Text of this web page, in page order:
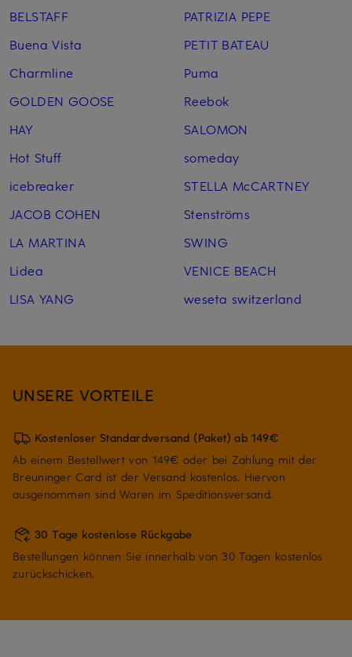
BELSTAFF
Buena Vista
Charmline
GOLDEN GOOSE
HAY
Hot Stuff
icebreaker
JACOB COHEN
LA MARTINA
Lidea
LISA YANG
PATRIZIA PEPE
PETIT BATEAU
Puma
Reebok
SALOMON
someday
STELLA McCARTNEY
Stenströms
SWING
VENICE BEACH
weseta switzerland
UNSERE VORTEILE
Kostenloser Standardversand (Paket) ab 149€
Ab einem Bestellwert von 149€ oder bei Zahlung mit der
Breuninger Card ist der Versand kostenlos. Hiervon
ausgenommen sind Waren im Speditionsversand.
30 Tage kostenlose Rückgabe
Bestellungen können Sie innerhalb von 30 Tagen kostenlos
zurückschicken.